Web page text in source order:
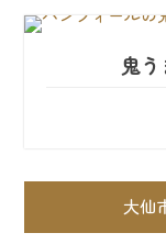
鬼
大仙